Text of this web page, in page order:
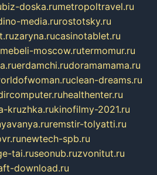
biz-doska.rumetropoltravel.ru
media.rurostotsky.ru
zaryna.rucasinotablet.ru
moscow.rutermomur.ru
erdamchi.rudoramamama.ru
clean-dreams.ru
healthenter.ru
kruzhka.rukinofilmy-2021.ru
remstir-tolyatti.ru
newtech-spb.ru
tai.ruseonub.ruzvonitut.ru
download.ru